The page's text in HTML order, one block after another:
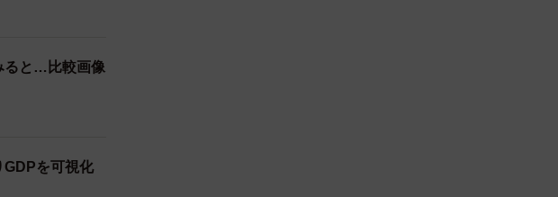
た日本独自の
間関係をこれ
る諸国に対
は、米中の二
力、法の支配
にもつなが
ると…比較画像
を可視化